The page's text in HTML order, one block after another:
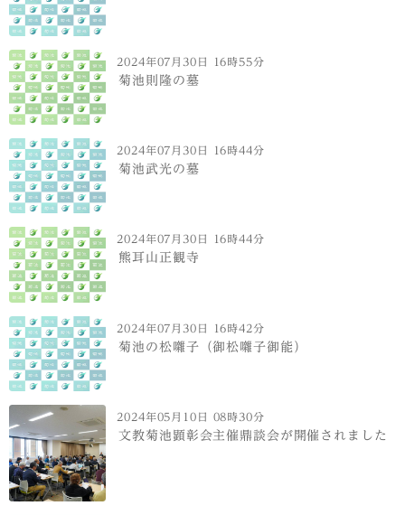
2024年07月30日 16時55分
菊池則隆の墓
2024年07月30日 16時44分
菊池武光の墓
2024年07月30日 16時44分
熊耳山正観寺
2024年07月30日 16時42分
菊池の松囃子（御松囃子御能）
2024年05月10日 08時30分
文教菊池顕彰会主催鼎談会が開催されました